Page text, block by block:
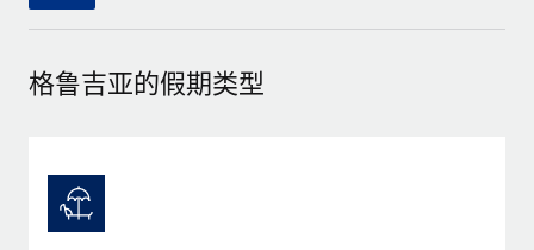
连接
使用我们的 MCP 将任何人工智能工具与 Remote 平台相连
借助核心业务工具简化流程
与我们携手合作
成为合作伙伴
与我们共探合作机遇
职位描述库
新闻室
日本語
中文（简体）
格鲁吉亚的假期类型